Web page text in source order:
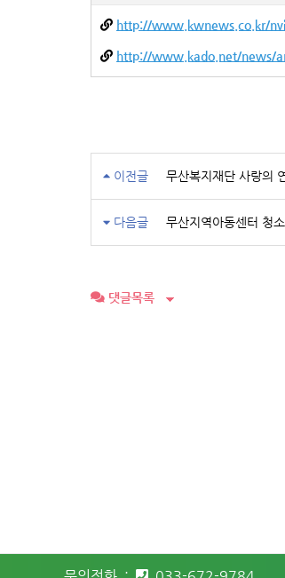
http://www.kwnews.co.kr/
http://www.kado.net/news/
이전글 무산복지재단 사랑의
다음글 무산지역아동센터 청
댓글목록